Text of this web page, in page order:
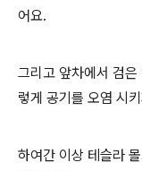
어요.
그리고 앞차에서 검
렇게 공기를 오염 시
하여간 이상 테슬라